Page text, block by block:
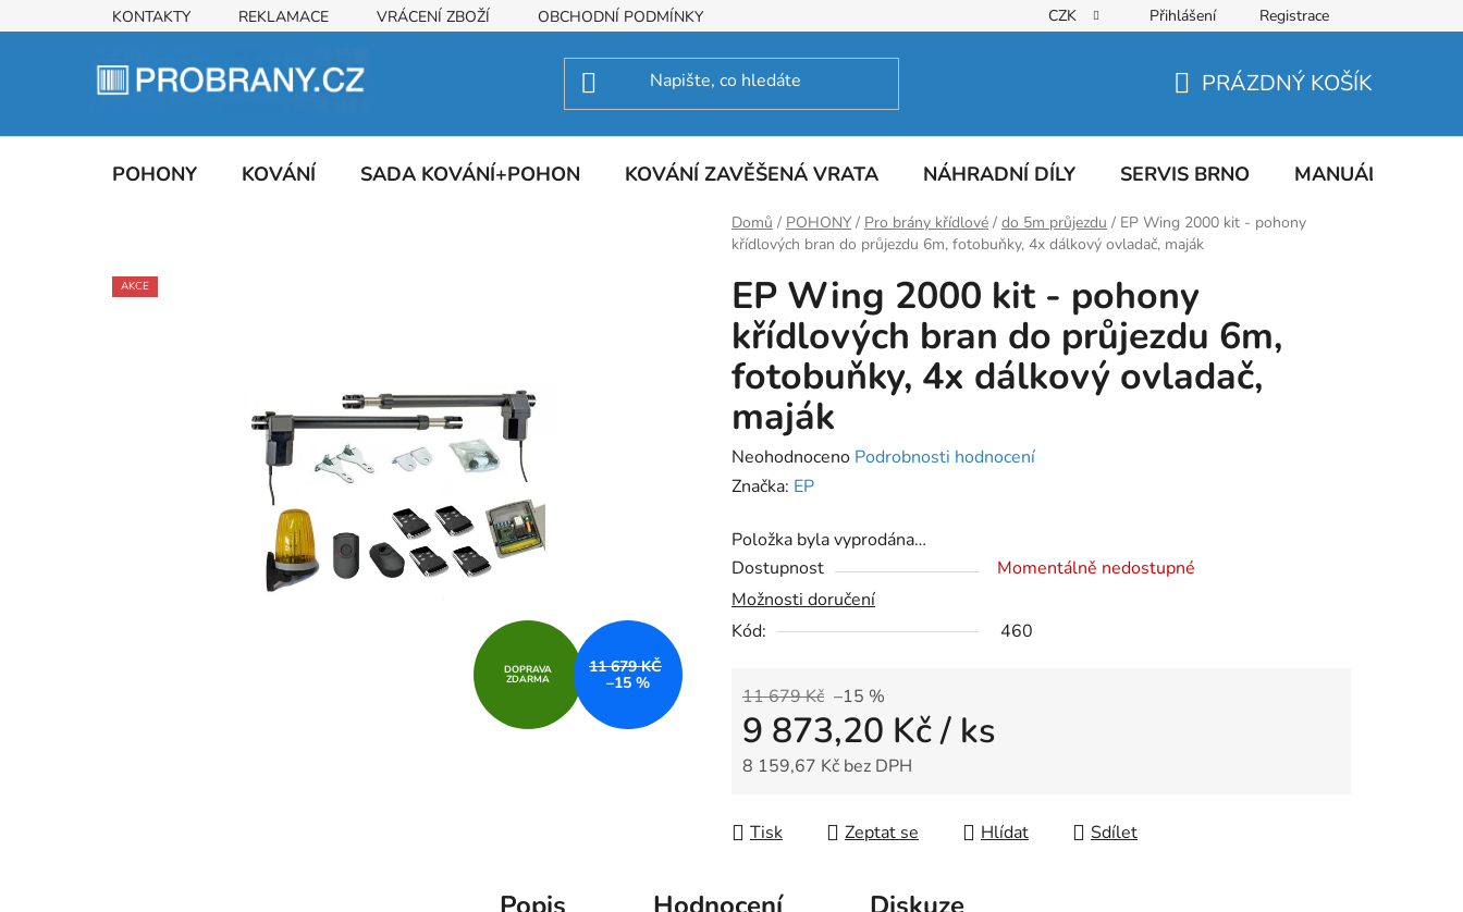
na
KONTAKTY REKLAMACE VRÁCENÍ ZBOŽÍ OBCHODNÍ PODMÍNKY CZK Přihlášení Registrace
KOŠÍK
PRÁZDNÝ KOŠÍK
POHONY KOVÁNÍ SADA KOVÁNÍ+POHON KOVÁNÍ ZAVĚŠENÁ VRATA NÁHRADNÍ DÍLY SERVIS BRNO MANUÁLY
Domů / POHONY / Pro brány křídlové / do 5m průjezdu / EP Wing 2000 kit - pohony
křídlových bran do průjezdu 6m, fotobuňky, 4x dálkový ovladač, maják
EP Wing 2000 kit - pohony
křídlových bran do průjezdu 6m,
fotobuňky, 4x dálkový ovladač,
maják
Průměrné
hodnocení
je
0,0
z
5
Neohodnoceno Podrobnosti hodnocení
Značka: EP
Položka byla vyprodána…
Dostupnost
Momentálně nedostupné
Možnosti doručení
Kód:
460
11 679 Kč –15 %
9 873,20 Kč/ ks
8 159,67 Kč bez DPH
Tisk
Zeptat se Hlídat Sdílet
AKCE
DOPRAVA
ZDARMA
11 679 KČ
–15 %